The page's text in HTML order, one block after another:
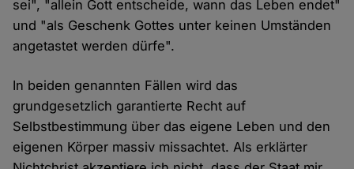
sei", "allein Gott entscheide, wann das Leben endet"
und "als Geschenk Gottes unter keinen Umständen
angetastet werden dürfe".
In beiden genannten Fällen wird das
grundgesetzlich garantierte Recht auf
Selbstbestimmung über das eigene Leben und den
eigenen Körper massiv missachtet. Als erklärter